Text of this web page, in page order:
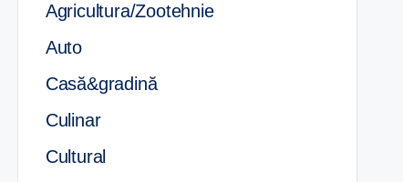
Agricultura/Zootehnie
Auto
Casă&gradină
Culinar
Cultural